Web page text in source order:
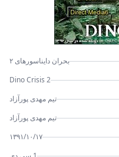
بحران دایناسورهای ۲
Dino Crisis 2
تیم مهدی پورآزاد
تیم مهدی پورآزاد
۱۳۹۱/۱۰/۱۷